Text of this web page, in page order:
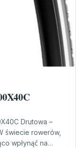
Drutowa –
świecie rowerów,
wpłynąć na